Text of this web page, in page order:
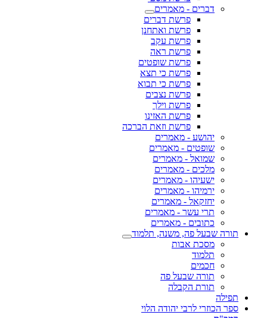
דברים - מאמרים
פרשת דברים
פרשת ואתחנן
פרשת עקב
פרשת ראה
פרשת שופטים
פרשת כי תצא
פרשת כי תבוא
פרשת נצבים
פרשת וילך
פרשת האזינו
פרשת וזאת הברכה
יהושע - מאמרים
שופטים - מאמרים
שמואל - מאמרים
מלכים - מאמרים
ישעיהו - מאמרים
ירמיהו - מאמרים
יחזקאל - מאמרים
תרי עשר - מאמרים
כתובים - מאמרים
תורה שבעל פה, משנה, תלמוד
מסכת אבות
תלמוד
חכמים
תורה שבעל פה
תורת הקבלה
תפילה
ספר הכוזרי לרבי יהודה הלוי